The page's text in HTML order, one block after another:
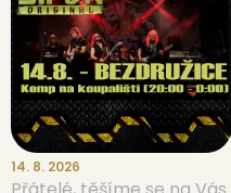
14. 8. 2026